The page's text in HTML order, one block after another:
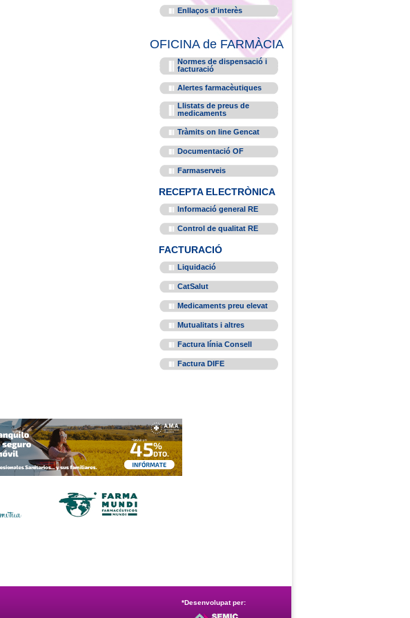
Enllaços d'interès
OFICINA de FARMÀCIA
Normes de dispensació i
facturació
Alertes farmacèutiques
Llistats de preus de
medicaments
Tràmits on line Gencat
Documentació OF
Farmaserveis
RECEPTA ELECTRÒNICA
Informació general RE
Control de qualitat RE
FACTURACIÓ
Liquidació
CatSalut
Medicaments preu elevat
Mutualitats i altres
Factura línia Consell
Factura DIFE
*Desenvolupat per: